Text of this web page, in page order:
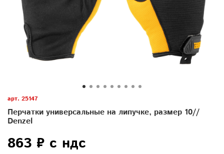
арт. 25147
Перчатки универсальные на липучке, размер 10//
Denzel
863 ₽ с ндс